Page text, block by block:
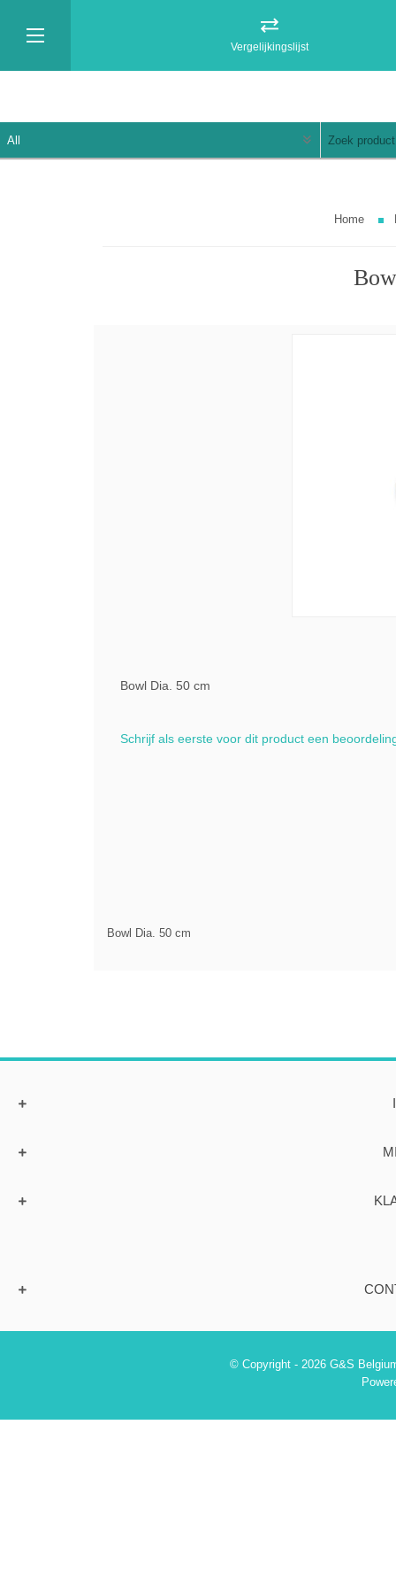
Vergelijkingslijst
Home
Bowl Dia. 50 cm
Schrijf als eerste voor dit product een
Bowl Dia. 50 cm
© Copyright - 2026 G&S